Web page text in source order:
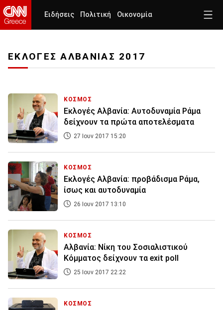
Ειδήσεις Πολιτική Οικονομία
ΕΚΛΟΓΕΣ ΑΛΒΑΝΙΑΣ 2017
ΚΟΣΜΟΣ
Εκλογές Αλβανία: Αυτοδυναμία Ράμα
δείχνουν τα πρώτα αποτελέσματα
27 Ιουν 2017 15:20
ΚΟΣΜΟΣ
Εκλογές Αλβανία: προβάδισμα Ράμα,
ίσως και αυτοδυναμία
26 Ιουν 2017 13:10
ΚΟΣΜΟΣ
Αλβανία: Νίκη του Σοσιαλιστικού
Κόμματος δείχνουν τα exit poll
25 Ιουν 2017 22:22
ΚΟΣΜΟΣ